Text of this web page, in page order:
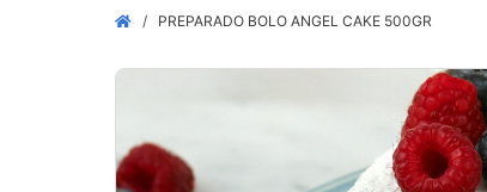
PREPARADO BOLO ANGEL CAKE 500GR